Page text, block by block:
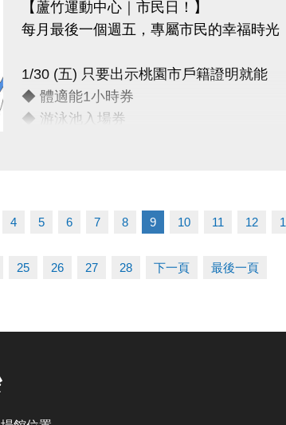
-官網 : https://www.lzsports.com.tw/
-FB : 桃園市蘆竹國民運動中心
【蘆竹運動中心｜市民日！】
每月最後一個週五，專屬市民的幸福時光
1/30 (五) 只要出示桃園市戶籍證明就能
◆ 體適能1小時券
◆ 游泳池入場券
連絡資訊
-官網 : https://www.lzsports.com.tw/
4 5 6 7 8 9 10 11 12
25 26 27 28 下一頁 最後一頁